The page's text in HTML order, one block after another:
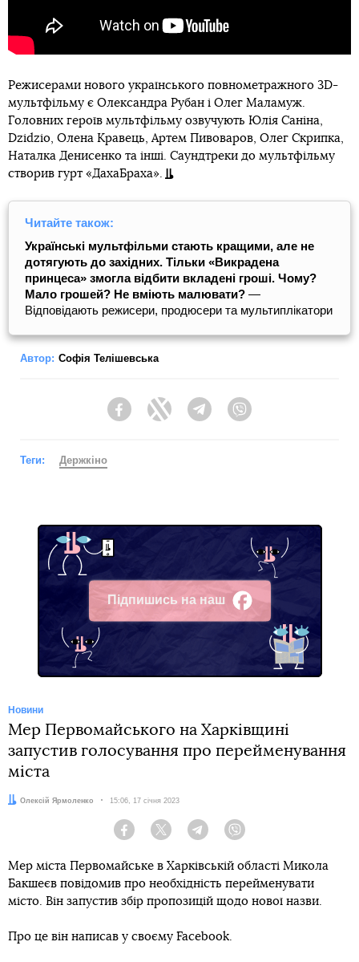
Режисерами нового українського повнометражного 3D-
мультфільму є Олександра Рубан і Олег Маламуж.
Головних героїв мультфільму озвучують Юлія Саніна,
Dzidzio, Олена Кравець, Артем Пивоваров, Олег Скрипка,
Наталка Денисенко та інші. Саундтреки до мультфільму
створив гурт «ДахаБраха».
Читайте також:
Українські мультфільми стають кращими, але не
дотягують до західних. Тільки «Викрадена
принцеса» змогла відбити вкладені гроші. Чому?
Мало грошей? Не вміють малювати? —
Відповідають режисери, продюсери та мультиплікатори
Автор: Софія Телішевська
FacebookTwitter Telegram
Теги: Держкіно
Підпишись на наш
Facebook
Новини
Мер Первомайського на Харківщині
запустив голосування про перейменування
міста
Автор:
Олексій Ярмоленко Дата:
15:06, 17 січня 2023
Facebook Twitter Telegram
Мер міста Первомайське в Харківській області Микола
Бакшеєв повідомив про необхідність перейменувати
місто. Він запустив збір пропозицій щодо нової назви.
Про це він написав у своєму Facebook.